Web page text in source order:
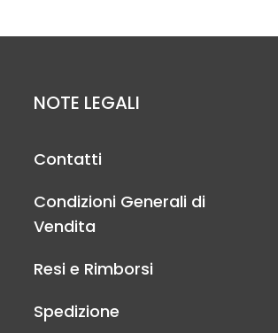
NOTE LEGALI
Contatti
Condizioni Generali di
Vendita
Resi e Rimborsi
Spedizione